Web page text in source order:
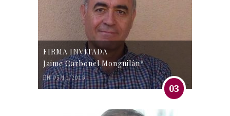
FIRMA INVITADA
Jaime Carbonel Monguilán*
EN 05/11/2016
03